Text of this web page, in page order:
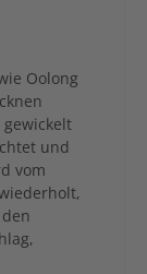
Oolong
und
vom